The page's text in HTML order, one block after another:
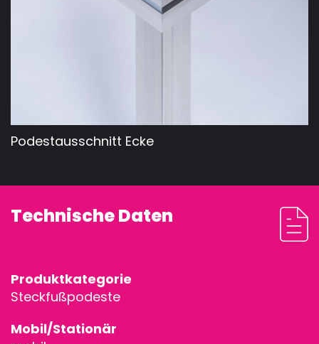
Podestausschnitt Ecke
Technische Daten
Produktkategorie
Steckfußpodeste
Mobil/Stationär